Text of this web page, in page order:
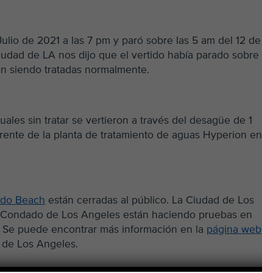
de 2021 a las 7 pm y paró sobre las 5 am del 12 de
de LA nos dijo que el vertido había parado sobre
siendo tratadas normalmente.
sin tratar se vertieron a través del desagüe de 1
de la planta de tratamiento de aguas Hyperion en
Beach están cerradas al público. La Ciudad de Los
de Los Angeles están haciendo pruebas en
puede encontrar más información en la página web
Los Angeles.